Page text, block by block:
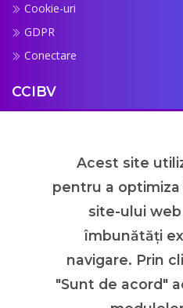
Cookie-uri
GDPR
Conectare
CCIBV
Contact
Newsletter
Abonează-te la newsletter
evenimente.
Acest site
pentru a
site-ului
îmbunătăţi
navigare. Prin
"Sunt de acord"